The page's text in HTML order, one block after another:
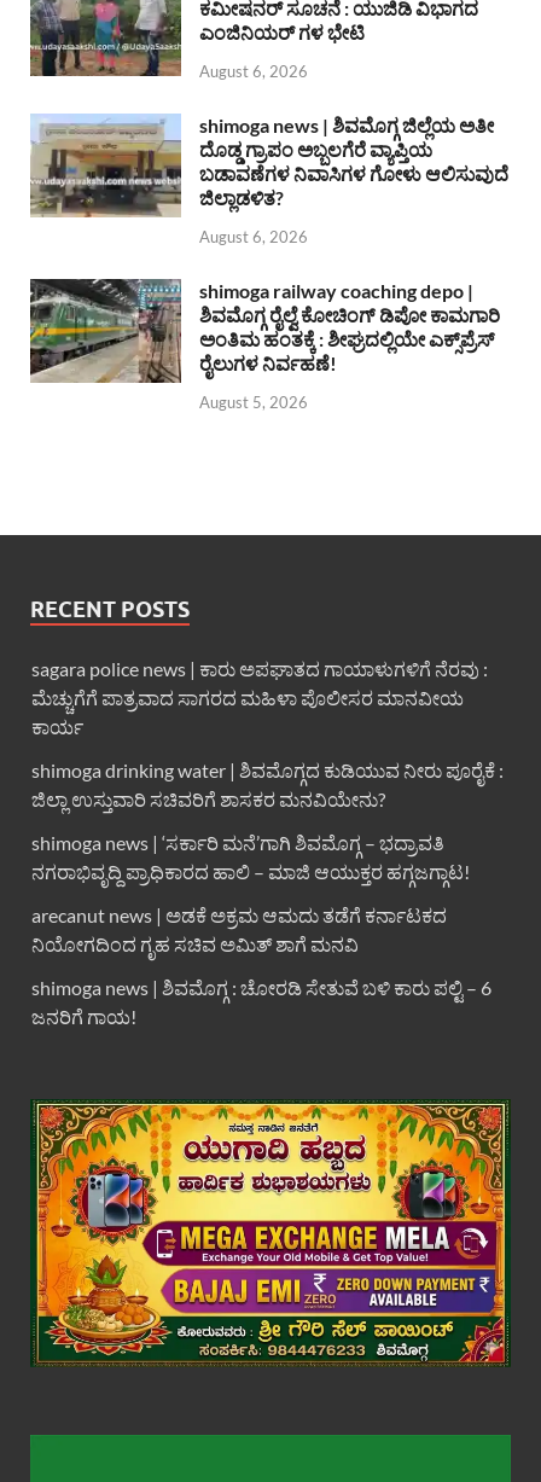
ಕಮೀಷನರ್ ಸೂಚನೆ : ಯುಜಿಡಿ ವಿಭಾಗದ
ಎಂಜಿನಿಯರ್ ಗಳ ಭೇಟಿ
August 6, 2026
shimoga news | ಶಿವಮೊಗ್ಗ ಜಿಲ್ಲೆಯ ಅತೀ
ದೊಡ್ಡ ಗ್ರಾಪಂ ಅಬ್ಬಲಗೆರೆ ವ್ಯಾಪ್ತಿಯ
ಬಡಾವಣೆಗಳ ನಿವಾಸಿಗಳ ಗೋಳು ಆಲಿಸುವುದೆ
ಜಿಲ್ಲಾಡಳಿತ?
August 6, 2026
shimoga railway coaching depo |
ಶಿವಮೊಗ್ಗ ರೈಲ್ವೆ ಕೋಚಿಂಗ್ ಡಿಪೋ ಕಾಮಗಾರಿ
ಅಂತಿಮ ಹಂತಕ್ಕೆ : ಶೀಘ್ರದಲ್ಲಿಯೇ ಎಕ್ಸ್‌ಪ್ರೆಸ್
ರೈಲುಗಳ ನಿರ್ವಹಣೆ!
August 5, 2026
RECENT POSTS
sagara police news | ಕಾರು ಅಪಘಾತದ ಗಾಯಾಳುಗಳಿಗೆ ನೆರವು :
ಮೆಚ್ಚುಗೆಗೆ ಪಾತ್ರವಾದ ಸಾಗರದ ಮಹಿಳಾ ಪೊಲೀಸರ ಮಾನವೀಯ
ಕಾರ್ಯ
shimoga drinking water | ಶಿವಮೊಗ್ಗದ ಕುಡಿಯುವ ನೀರು ಪೂರೈಕೆ :
ಜಿಲ್ಲಾ ಉಸ್ತುವಾರಿ ಸಚಿವರಿಗೆ ಶಾಸಕರ ಮನವಿಯೇನು?
shimoga news | ‘ಸರ್ಕಾರಿ ಮನೆ’ಗಾಗಿ ಶಿವಮೊಗ್ಗ – ಭದ್ರಾವತಿ
ನಗರಾಭಿವೃದ್ದಿ ಪ್ರಾಧಿಕಾರದ ಹಾಲಿ – ಮಾಜಿ ಆಯುಕ್ತರ ಹಗ್ಗಜಗ್ಗಾಟ!
arecanut news | ಅಡಕೆ ಅಕ್ರಮ ಆಮದು ತಡೆಗೆ ಕರ್ನಾಟಕದ
ನಿಯೋಗದಿಂದ ಗೃಹ ಸಚಿವ ಅಮಿತ್ ಶಾಗೆ ಮನವಿ
shimoga news | ಶಿವಮೊಗ್ಗ : ಚೋರಡಿ ಸೇತುವೆ ಬಳಿ ಕಾರು ಪಲ್ಟಿ – 6
ಜನರಿಗೆ ಗಾಯ!